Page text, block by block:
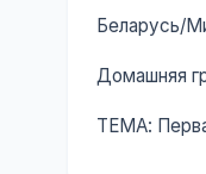
Беларусь/
Домашняя
ТЕМА: